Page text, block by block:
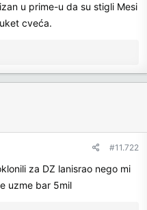
u prime-u da su stigli Mesi
cveća.
#11.722
za DZ lanisrao nego mi
uzme bar 5mil